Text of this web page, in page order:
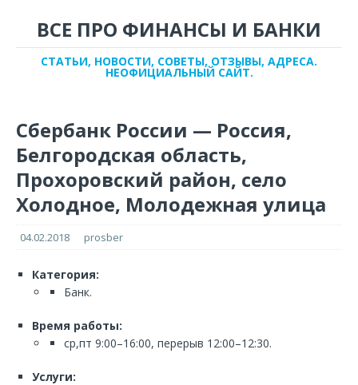
ВСЕ ПРО ФИНАНСЫ И БАНКИ
СТАТЬИ, НОВОСТИ, СОВЕТЫ, ОТЗЫВЫ, АДРЕСА.
НЕОФИЦИАЛЬНЫЙ САЙТ.
Сбербанк России — Россия,
Белгородская область,
Прохоровский район, село
Холодное, Молодежная улица
04.02.2018 prosber
Категория:
Банк.
Время работы:
ср,пт 9:00–16:00, перерыв 12:00–12:30.
Услуги: